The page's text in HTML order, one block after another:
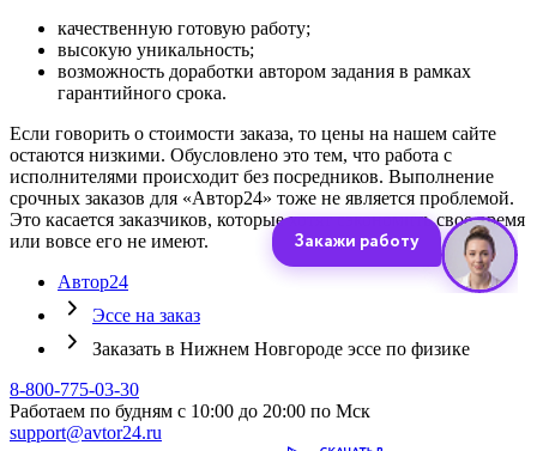
качественную готовую работу;
высокую уникальность;
возможность доработки автором задания в рамках
гарантийного срока.
Если говорить о стоимости заказа, то цены на нашем сайте
остаются низкими. Обусловлено это тем, что работа с
исполнителями происходит без посредников. Выполнение
срочных заказов для «Автор24» тоже не является проблемой.
Это касается заказчиков, которые хотят сэкономить свое время
или вовсе его не имеют.
Автор24
Эссе на заказ
Заказать в Нижнем Новгороде эссе по физике
8-800-775-03-30
Работаем по будням с 10:00 до 20:00 по Мск
support@avtor24.ru